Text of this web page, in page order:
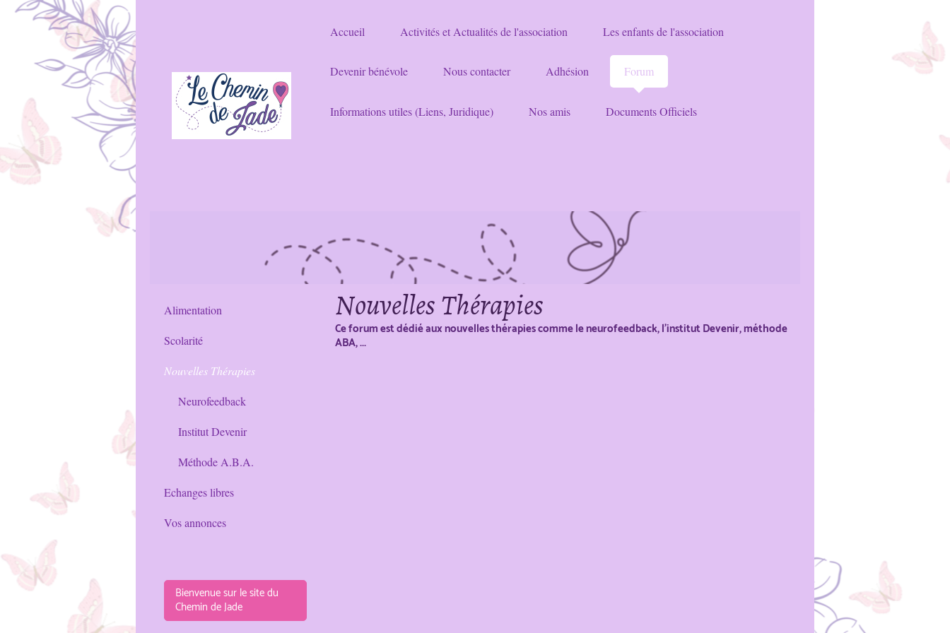
Accueil Activités et Actualités de l'association Les enfants de l'association
Devenir bénévole Nous contacter Adhésion Forum
Informations utiles (Liens, Juridique) Nos amis Documents Officiels
Nouvelles Thérapies
Ce forum est dédié aux nouvelles thérapies comme le neurofeedback, l'institut Devenir, méthode
ABA, ...
Alimentation
Scolarité
Nouvelles Thérapies
Neurofeedback
Institut Devenir
Méthode A.B.A.
Echanges libres
Vos annonces
Bienvenue sur le site du
Chemin de Jade